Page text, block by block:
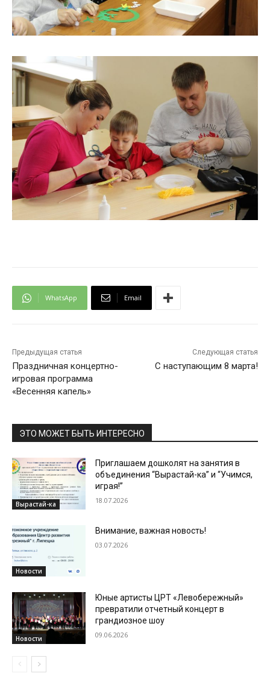
WhatsApp Email
Предыдущая статья
Праздничная концертно-
игровая программа
«Весенняя капель»
Следующая статья
С наступающим 8 марта!
ЭТО МОЖЕТ БЫТЬ ИНТЕРЕСНО
Вырастай-ка
Приглашаем дошколят на занятия в
объединения “Вырастай-ка” и “Учимся,
играя!”
18.07.2026
Новости
Внимание, важная новость!
03.07.2026
Новости
Юные артисты ЦРТ «Левобережный»
превратили отчетный концерт в
грандиозное шоу
09.06.2026